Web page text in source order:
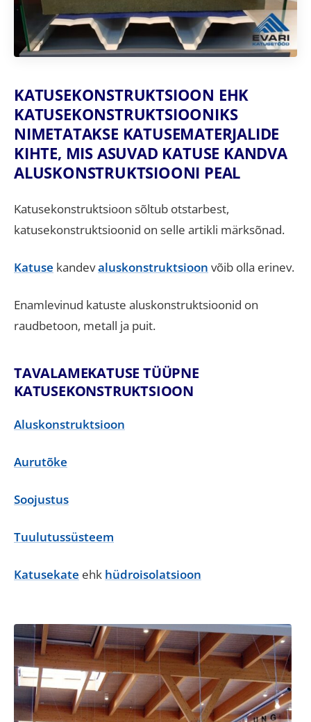
KATUSEKONSTRUKTSIOON EHK
KATUSEKONSTRUKTSIOONIKS
NIMETATAKSE KATUSEMATERJALIDE
KIHTE, MIS ASUVAD KATUSE KANDVA
ALUSKONSTRUKTSIOONI PEAL
Katusekonstruktsioon sõltub otstarbest,
katusekonstruktsioonid on selle artikli märksõnad.
Katuse kandevaluskonstruktsioon võib olla erinev.
Enamlevinud katuste aluskonstruktsioonid on
raudbetoon, metall ja puit.
TAVALAMEKATUSE TÜÜPNE
KATUSEKONSTRUKTSIOON
Aluskonstruktsioon
Aurutõke
Soojustus
Tuulutussüsteem
Katusekate ehk hüdroisolatsioon